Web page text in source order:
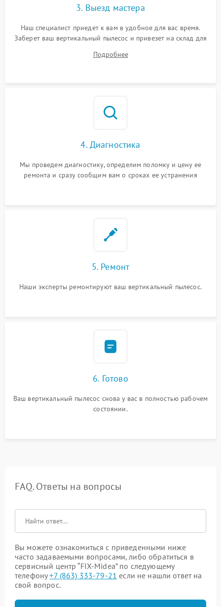
3. Выезд мастера
Наш специалист приедет к вам в удобное для вас время.
Заберет ваш вертикальный пылесос и привезет на склад для
Подробнее
4. Диагностика
Мы проведем диагностику, определим поломку и цену ее
ремонта и сразу сообщим вам о сроках ее устранения
5. Ремонт
Наши эксперты ремонтируют ваш вертикальный пылесос.
6. Готово
Ваш вертикальный пылесос снова у вас в полностью рабочем
состоянии.
FAQ. Ответы на вопросы
Вы можете ознакомиться с приведенными ниже
часто задаваемыми вопросами, либо обратиться в
сервисный центр “FIX-Midea” по следующему
телефону+7 (863) 333-79-21 если не нашли ответ на
свой вопрос.